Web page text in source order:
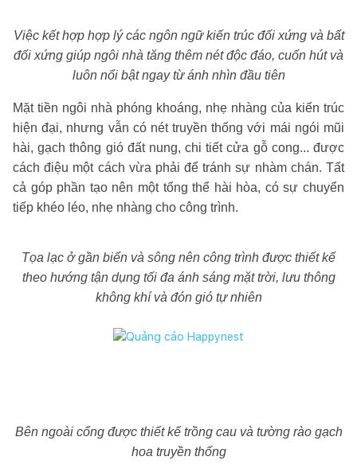
Việc kết hợp hợp lý các ngôn ngữ kiến trúc đối xứng và bất
đối xứng giúp ngôi nhà tăng thêm nét độc đáo, cuốn hút và
luôn nổi bật ngay từ ánh nhìn đầu tiên
Mặt tiền ngôi nhà phóng khoáng, nhẹ nhàng của kiến trúc
hiện đại, nhưng vẫn có nét truyền thống với mái ngói mũi
hài, gạch thông gió đất nung, chi tiết cửa gỗ cong... được
cách điệu một cách vừa phải để tránh sự nhàm chán. Tất
cả góp phần tạo nên một tổng thể hài hòa, có sự chuyển
tiếp khéo léo, nhẹ nhàng cho công trình.
Tọa lạc ở gần biển và sông nên công trình được thiết kế
theo hướng tận dụng tối đa ánh sáng mặt trời, lưu thông
không khí và đón gió tự nhiên
Bên ngoài cổng được thiết kế trồng cau và tường rào gạch
hoa truyền thống